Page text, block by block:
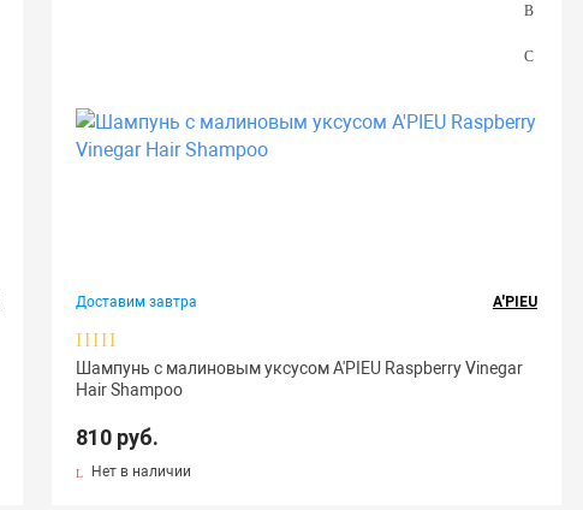
Доставим завтра A'PIEU
Шампунь с малиновым уксусом A'PIEU Raspberry Vinegar
Hair Shampoo
810 руб.
Нет в наличии